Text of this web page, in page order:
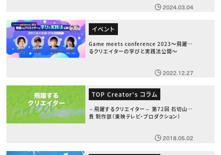
2024.03.04
イベント
Game meets conference 2023〜飛躍す
るクリエイターの学びと実践法公開〜
2022.12.27
TOP Creator's コラム
～飛躍するクリエイター～ 第72回 石切山義
貴 制作部（東映テレビ・プロダクション）
2018.05.02